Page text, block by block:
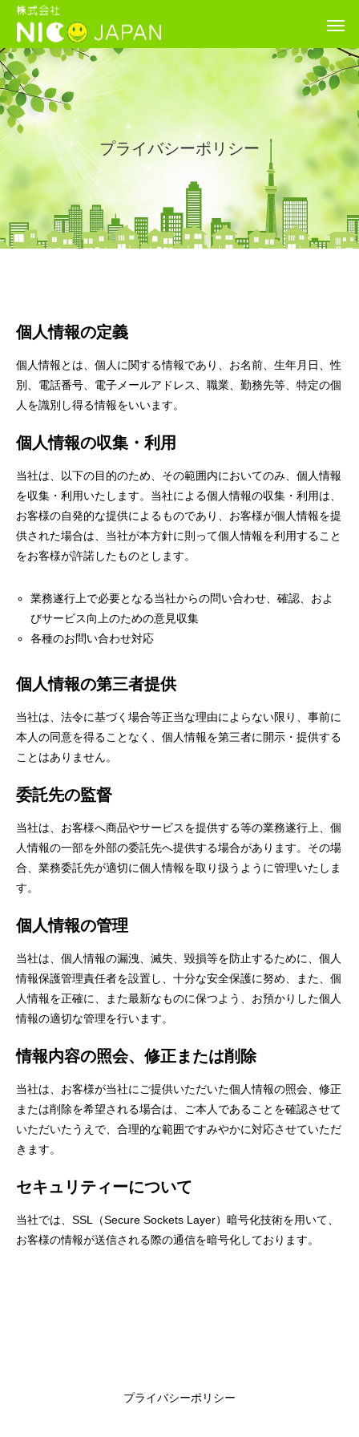
プライバシーポリシー
個人情報の定義
個人情報とは、個人に関する情報であり、お名前、生年月日、性
別、電話番号、電子メールアドレス、職業、勤務先等、特定の個
人を識別し得る情報をいいます。
個人情報の収集・利用
当社は、以下の目的のため、その範囲内においてのみ、個人情報
を収集・利用いたします。当社による個人情報の収集・利用は、
お客様の自発的な提供によるものであり、お客様が個人情報を提
供された場合は、当社が本方針に則って個人情報を利用すること
をお客様が許諾したものとします。
業務遂行上で必要となる当社からの問い合わせ、確認、およ
びサービス向上のための意見収集
各種のお問い合わせ対応
個人情報の第三者提供
当社は、法令に基づく場合等正当な理由によらない限り、事前に
本人の同意を得ることなく、個人情報を第三者に開示・提供する
ことはありません。
委託先の監督
当社は、お客様へ商品やサービスを提供する等の業務遂行上、個
人情報の一部を外部の委託先へ提供する場合があります。その場
合、業務委託先が適切に個人情報を取り扱うように管理いたしま
す。
個人情報の管理
当社は、個人情報の漏洩、滅失、毀損等を防止するために、個人
情報保護管理責任者を設置し、十分な安全保護に努め、また、個
人情報を正確に、また最新なものに保つよう、お預かりした個人
情報の適切な管理を行います。
情報内容の照会、修正または削除
当社は、お客様が当社にご提供いただいた個人情報の照会、修正
または削除を希望される場合は、ご本人であることを確認させて
いただいたうえで、合理的な範囲ですみやかに対応させていただ
きます。
セキュリティーについて
当社では、SSL（Secure Sockets Layer）暗号化技術を用いて、
お客様の情報が送信される際の通信を暗号化しております。
プライバシーポリシー